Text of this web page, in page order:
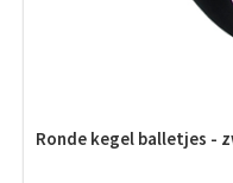
Ronde kegel balletjes -